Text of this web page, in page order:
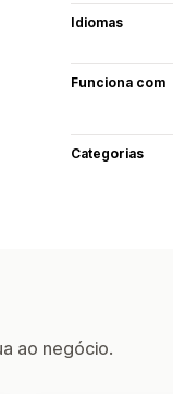
Idiomas
Funciona com
Categorias
ao negócio.